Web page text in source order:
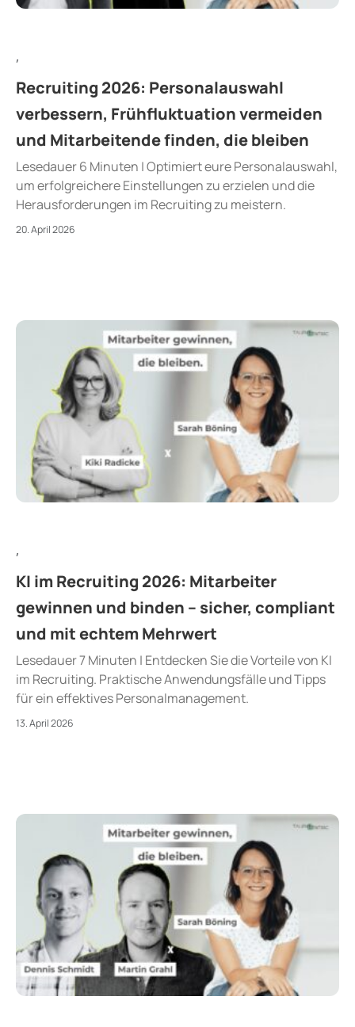
,
Recruiting 2026: Personalauswahl
verbessern, Frühfluktuation vermeiden
und Mitarbeitende finden, die bleiben
Lesedauer 6 Minuten | Optimiert eure Personalauswahl,
um erfolgreichere Einstellungen zu erzielen und die
Herausforderungen im Recruiting zu meistern.
20. April 2026
,
KI im Recruiting 2026: Mitarbeiter
gewinnen und binden – sicher, compliant
und mit echtem Mehrwert
Lesedauer 7 Minuten | Entdecken Sie die Vorteile von KI
im Recruiting. Praktische Anwendungsfälle und Tipps
für ein effektives Personalmanagement.
13. April 2026